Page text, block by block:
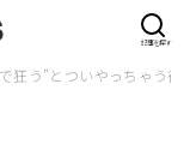
狂う”とついやっちゃう行